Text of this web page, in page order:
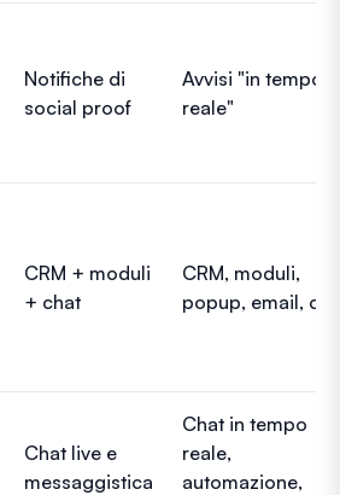
Notifiche di
social proof
Avvisi "in tempo
reale"
CRM + moduli
+ chat
CRM, moduli,
popup, email,
Chat live e
messaggistica
Chat in tempo
reale,
automazione,